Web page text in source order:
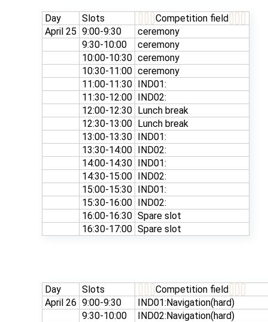
Day Slots
Competition field
April 25 9:00-9:30
ceremony
9:30-10:00
ceremony
10:00-10:30 ceremony
10:30-11:00 ceremony
11:00-11:30 IND01:
11:30-12:00 IND02:
12:00-12:30 Lunch break
12:30-13:00 Lunch break
13:00-13:30 IND01:
13:30-14:00 IND02:
14:00-14:30 IND01:
14:30-15:00 IND02:
15:00-15:30 IND01:
15:30-16:00 IND02:
16:00-16:30 Spare slot
16:30-17:00 Spare slot
Day Slots
Competition field
April 26 9:00-9:30
IND01:Navigation(hard)
9:30-10:00
IND02:Navigation(hard)